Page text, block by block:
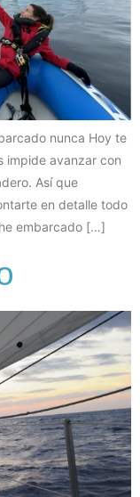
nunca Hoy te
impide avanzar con
Así que
en detalle todo
embarcado […]